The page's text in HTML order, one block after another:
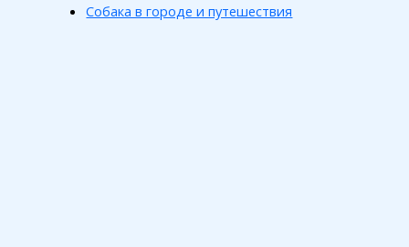
Собака в городе и путешествия